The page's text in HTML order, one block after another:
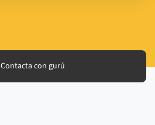
Contacta con gurú